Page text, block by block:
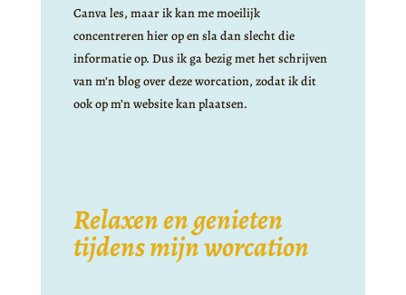
Canva les, maar ik kan me moeilijk
concentreren hier op en sla dan slecht die
informatie op. Dus ik ga bezig met het schrijven
van m’n blog over deze worcation, zodat ik dit
ook op m’n website kan plaatsen.
Relaxen en genieten
tijdens mijn worcation